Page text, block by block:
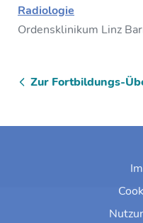
Radiologie
Ordensklinikum Linz
Zur Fortbildungs-